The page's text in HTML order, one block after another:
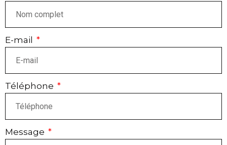
E-mail
Téléphone
Message